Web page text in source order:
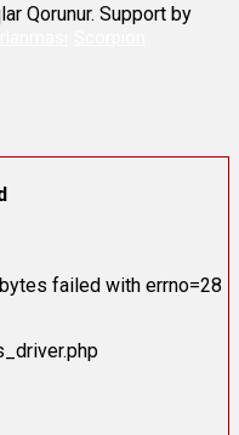
Qorunur. Support by
failed with errno=28